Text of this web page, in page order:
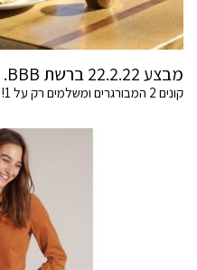
מבצע 22.2.22 ברשת BBB.
קונים 2 המבורגרים ומשלמים רק על 1! מסדרת ההמבורגרים הקלאסיים.